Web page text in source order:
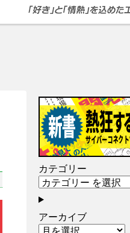
カテゴリー
アーカイブ